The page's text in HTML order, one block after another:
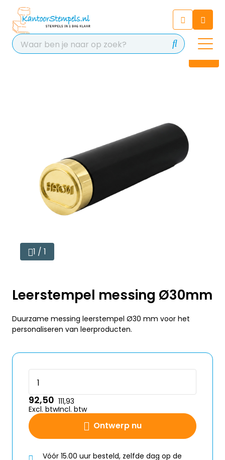
Chat 24/7 met onze chatbot
voor hulp
Contact
1 / 1
Leerstempel messing Ø30mm
Duurzame messing leerstempel Ø30 mm voor het
personaliseren van leerproducten.
Ontwerp nu
92,50
Excl. btw
111,93
Incl. btw
Vóór 15.00 uur besteld, zelfde dag op de